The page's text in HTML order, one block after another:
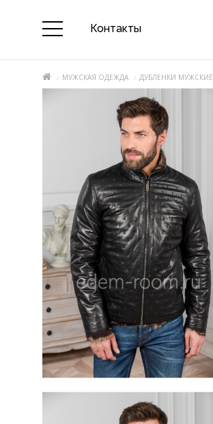
Контакты
МУЖСКАЯ ОДЕЖДА ДУБЛЕНКИ МУЖСКИЕ